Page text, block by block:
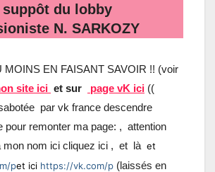
suppôt du lobby
N. SARKOZY
MOINS EN FAISANT SAVOIR !! (voir
site ici et sur page vK ici ((
par vk france descendre
pour remonter ma page: , attention
mon nom ici cliquez ici , et là et
pet ici https://vk.com/p (laissés en